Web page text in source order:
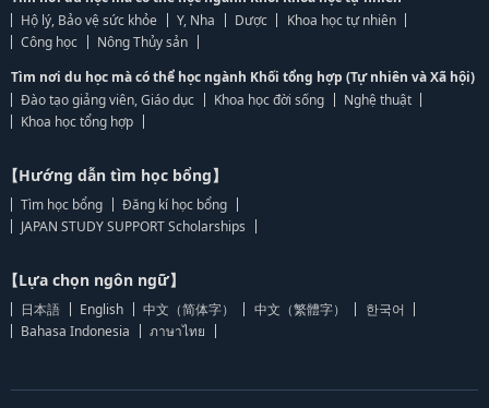
Hộ lý, Bảo vệ sức khỏe
Y, Nha Dược
Khoa học tự nhiên
Công học
Nông Thủy sản
Tìm nơi du học mà có thể học ngành Khối tổng hợp (Tự nhiên và Xã hội)
Đào tạo giảng viên, Giáo dục
Khoa học đời sống
Nghệ thuật
Khoa học tổng hợp
【Hướng dẫn tìm học bổng】
Tìm học bổng
Đăng kí học bổng
JAPAN STUDY SUPPORT Scholarships
【Lựa chọn ngôn ngữ】
日本語 English 中文（简体字） 中文（繁體字）
한국어
Bahasa Indonesia
ภาษาไทย